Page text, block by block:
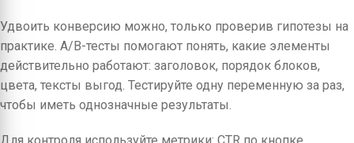
Удвоить конверсию можно, только проверив гипотезы на
практике. A/B-тесты помогают понять, какие элементы
действительно работают: заголовок, порядок блоков,
цвета, тексты выгод. Тестируйте одну переменную за раз,
чтобы иметь однозначные результаты.
Для контроля используйте метрики: CTR по кнопке,